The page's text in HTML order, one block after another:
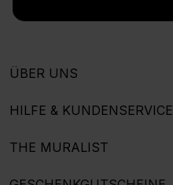
ÜBER UNS
HILFE & KUNDENSERVICE
THE MURALIST